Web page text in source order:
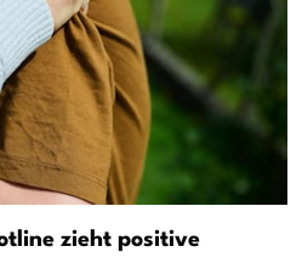
zieht positive